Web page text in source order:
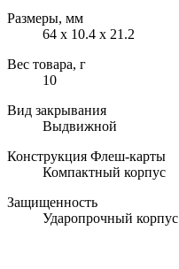
Размеры, мм
64 x 10.4 x 21.2
Вес товара, г
10
Вид закрывания
Выдвижной
Конструкция Флеш-карты
Компактный корпус
Защищенность
Ударопрочный корпус